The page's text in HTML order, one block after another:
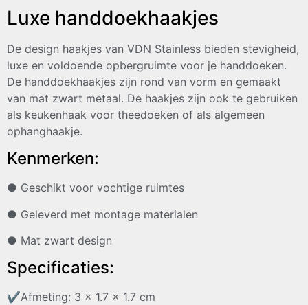
Luxe handdoekhaakjes
De design haakjes van VDN Stainless bieden stevigheid,
luxe en voldoende opbergruimte voor je handdoeken.
De handdoekhaakjes zijn rond van vorm en gemaakt
van mat zwart metaal. De haakjes zijn ook te gebruiken
als keukenhaak voor theedoeken of als algemeen
ophanghaakje.
Kenmerken:
● Geschikt voor vochtige ruimtes
● Geleverd met montage materialen
● Mat zwart design
Specificaties:
✔Afmeting: 3 x 1.7 x 1.7 cm